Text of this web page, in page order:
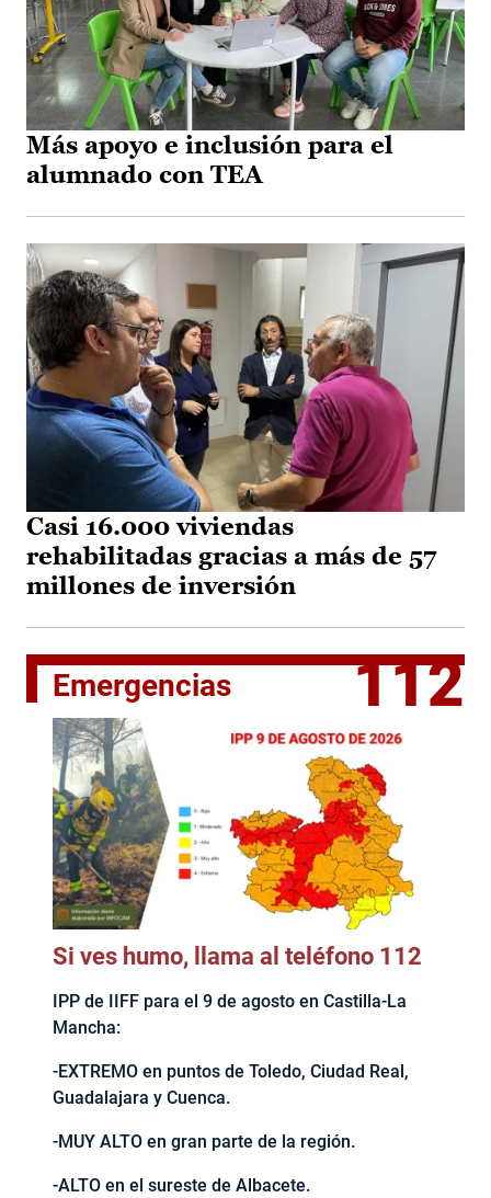
Más apoyo e inclusión para el
alumnado con TEA
Casi 16.000 viviendas
rehabilitadas gracias a más de 57
millones de inversión
Emergencias 112
Si ves humo, llama al teléfono 112
IPP de IIFF para el 9 de agosto en Castilla-La
Mancha:
-EXTREMO en puntos de Toledo, Ciudad Real,
Guadalajara y Cuenca.
-MUY ALTO en gran parte de la región.
-ALTO en el sureste de Albacete.